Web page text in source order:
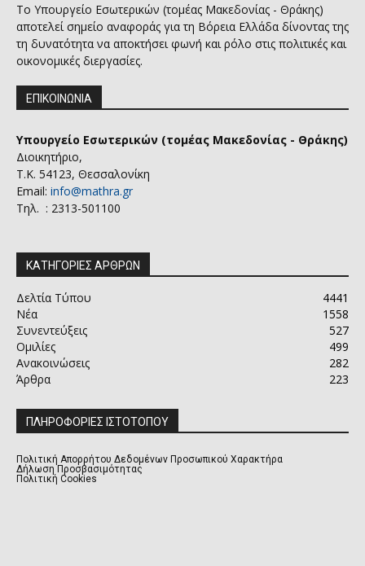
Το Υπουργείο Εσωτερικών (τομέας Μακεδονίας - Θράκης)
αποτελεί σημείο αναφοράς για τη Βόρεια Ελλάδα δίνοντας της
τη δυνατότητα να αποκτήσει φωνή και ρόλο στις πολιτικές και
οικονομικές διεργασίες.
ΕΠΙΚΟΙΝΩΝΙΑ
Υπουργείο Εσωτερικών (τομέας Μακεδονίας - Θράκης)
Διοικητήριο,
Τ.Κ. 54123, Θεσσαλονίκη
Email: info@mathra.gr
Τηλ. : 2313-501100
ΚΑΤΗΓΟΡΙΕΣ ΑΡΘΡΩΝ
Δελτία Τύπου
4441
Νέα
1558
Συνεντεύξεις
527
Ομιλίες
499
Ανακοινώσεις
282
Άρθρα
223
ΠΛΗΡΟΦΟΡΙΕΣ ΙΣΤΟΤΟΠΟΥ
Πολιτική Απορρήτου Δεδομένων Προσωπικού Χαρακτήρα
Δήλωση Προσβασιμότητας
Πολιτική Cookies